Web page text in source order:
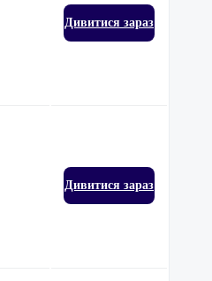
Дивитися зараз
Дивитися зараз